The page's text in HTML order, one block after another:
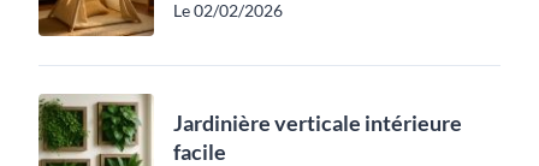
Le 02/02/2026
Jardinière verticale intérieure
facile